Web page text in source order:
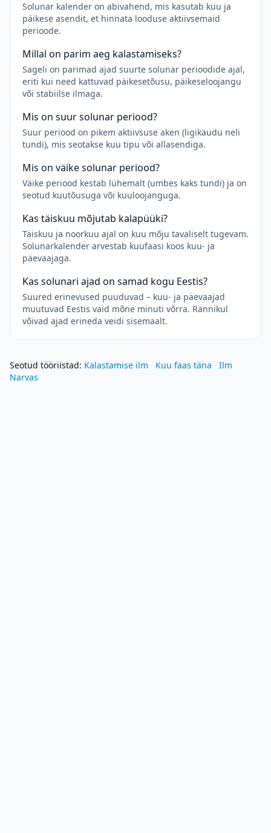
Solunar kalender on abivahend, mis kasutab kuu ja
päikese asendit, et hinnata looduse aktiivsemaid
perioode.
Millal on parim aeg kalastamiseks?
Sageli on parimad ajad suurte solunar perioodide ajal,
eriti kui need kattuvad päikesetõusu, päikeseloojangu
või stabiilse ilmaga.
Mis on suur solunar periood?
Suur periood on pikem aktiivsuse aken (ligikaudu neli
tundi), mis seotakse kuu tipu või allasendiga.
Mis on väike solunar periood?
Väike periood kestab lühemalt (umbes kaks tundi) ja on
seotud kuutõusuga või kuuloojanguga.
Kas täiskuu mõjutab kalapüüki?
Täiskuu ja noorkuu ajal on kuu mõju tavaliselt tugevam.
Solunarkalender arvestab kuufaasi koos kuu- ja
päevaajaga.
Kas solunari ajad on samad kogu Eestis?
Suured erinevused puuduvad – kuu- ja päevaajad
muutuvad Eestis vaid mõne minuti võrra. Rannikul
võivad ajad erineda veidi sisemaalt.
Seotud tööriistad: Kalastamise ilm · Kuu faas täna · Ilm
Narvas